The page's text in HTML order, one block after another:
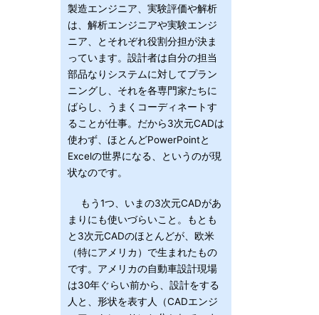
製造エンジニア、実験評価や解析
は、解析エンジニアや実験エンジ
ニア、とそれぞれ役割分担が決ま
っています。設計者は自分の担当
部品なりシステムに対してプラン
ニングし、それを各専門家たちに
ばらし、うまくコーディネートす
ることが仕事。だから3次元CADは
使わず、ほとんどPowerPointと
Excelの世界になる、というのが現
状なのです。
もう1つ、いまの3次元CADがあ
まりにも使いづらいこと。もとも
と3次元CADのほとんどが、欧米
（特にアメリカ）で生まれたもの
です。アメリカの自動車設計現場
は30年ぐらい前から、設計をする
人と、形状を表す人（CADエンジ